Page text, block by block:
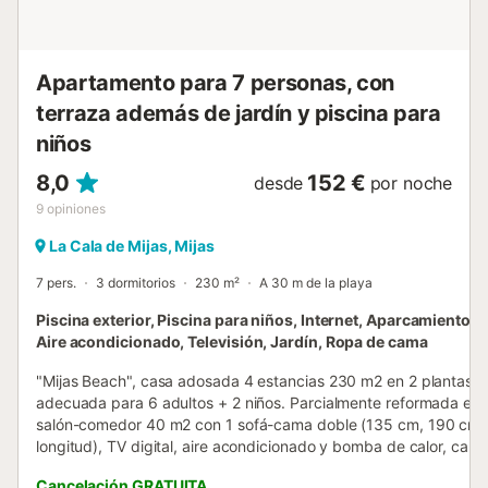
Apartamento para 7 personas, con
terraza además de jardín y piscina para
niños
8,0
9 opiniones
desde 152 € por noche
La Cala de Mijas, Mijas
7 pers. 3 dormitorios 230 m² A 30 m de la playa
Piscina exterior, Piscina para niños, Internet, Aparcamiento,
Aire acondicionado, Televisión, Jardín, Ropa de cama
"Mijas Beach", casa adosada 4 estancias 230 m2 en 2 plantas.
adecuada para 6 adultos + 2 niños. Parcialmente reformada en
salón-comedor 40 m2 con 1 sofá-cama doble (135 cm, 190 cm
longitud), TV digital, aire acondicionado y bomba de calor,